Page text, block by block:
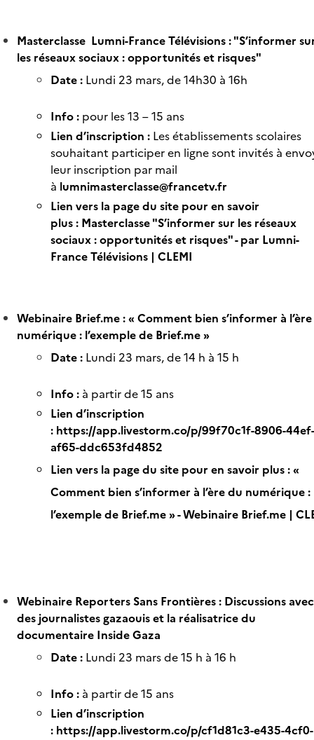
Masterclasse Lumni-France Télévisions : "S’informer
les réseaux sociaux : opportunités et risques"
Date : Lundi 23 mars, de 14h30 à 16h
Info : pour les 13 – 15 ans
Lien d’inscription : Les établissements scolaires
souhaitant participer en ligne sont invités à
leur inscription par mail
à lumnimasterclasse@francetv.fr
Lien vers la page du site pour en savoir
plus : Masterclasse "S’informer sur les réseaux
sociaux : opportunités et risques" - par Lumni-
France Télévisions | CLEMI
Webinaire Brief.me : « Comment bien s’informer à
numérique : l’exemple de Brief.me »
Date : Lundi 23 mars, de 14 h à 15 h
Info : à partir de 15 ans
Lien d’inscription
: https://app.livestorm.co/p/99f70c1f-8906-44ef-
af65-ddc653fd4852
Lien vers la page du site pour en savoir plus :«
Comment bien s’informer à l’ère du numérique :
l’exemple de Brief.me » - Webinaire Brief.me |
Webinaire Reporters Sans Frontières : Discussions avec
des journalistes gazaouis et la réalisatrice du
documentaire Inside Gaza
Date : Lundi 23 mars de 15 h à 16 h
Info : à partir de 15 ans
Lien d’inscription
: https://app.livestorm.co/p/cf1d81c3-e435-4cf0-